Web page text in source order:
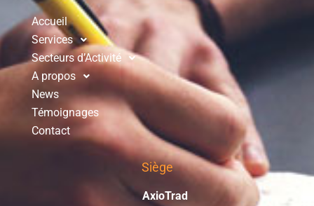
Accueil
Services
Secteurs d’Activité
A propos
News
Témoignages
Contact
Siège
AxioTrad